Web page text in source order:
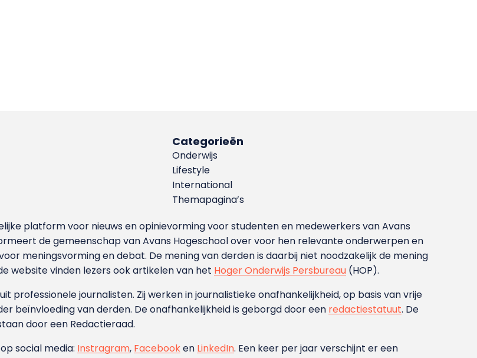
Categorieën
Onderwijs
Lifestyle
International
Themapagina’s
platform voor nieuws en opinievorming voor studenten en medewerkers van Avans
de gemeenschap van Avans Hogeschool over voor hen relevante onderwerpen en
meningsvorming en debat. De mening van derden is daarbij niet noodzakelijk de mening
website vinden lezers ook artikelen van het Hoger Onderwijs Persbureau (HOP).
professionele journalisten. Zij werken in journalistieke onafhankelijkheid, op basis van vrije
beïnvloeding van derden. De onafhankelijkheid is geborgd door een redactiestatuut. De
door een Redactieraad.
social media: Instragram, Facebooken LinkedIn. Een keer per jaar verschijnt er een